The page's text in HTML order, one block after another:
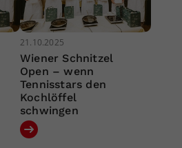
21.10.2025
Wiener Schnitzel
Open – wenn
Tennisstars den
Kochlöffel
schwingen